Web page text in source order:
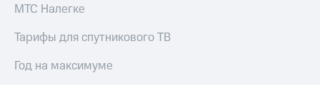
МТС Налегке
Тарифы для спутникового ТВ
Год на максимуме